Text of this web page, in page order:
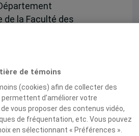
de la Faculté des
Canada, l’objectif de
de comprendre les
que pose
et de faire
de politiques et des
de témoins
(cookies) afin de collecter des
d’améliorer votre
vous proposer des contenus vidéo,
de fréquentation, etc. Vous pouvez
en sélectionnant « Préférences ».